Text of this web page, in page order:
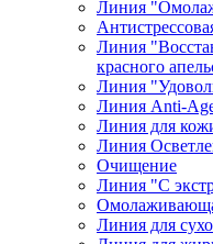
Линия
Линия
красного
Линия
Линия Anti-
Линия для
Линия
Очищение
Линия "С
Линия для